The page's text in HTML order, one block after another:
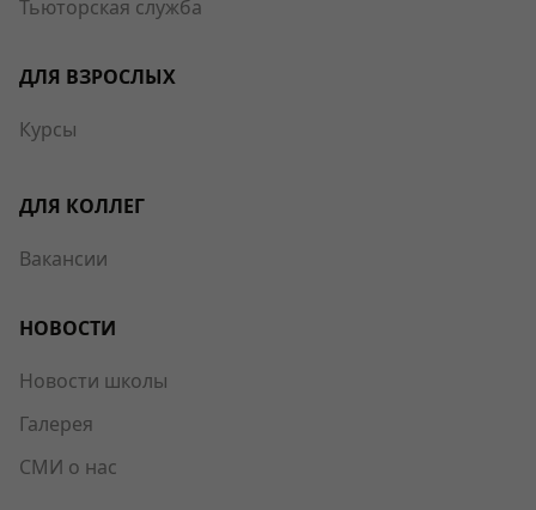
Тьюторская служба
ДЛЯ ВЗРОСЛЫХ
Курсы
ДЛЯ КОЛЛЕГ
Вакансии
НОВОСТИ
Новости школы
Галерея
СМИ о нас